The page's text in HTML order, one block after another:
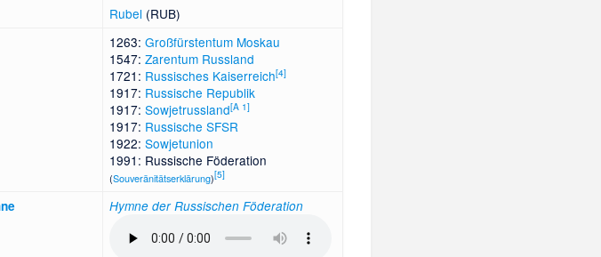
Rubel (RUB)
1263:Großfürstentum Moskau
1547:Zarentum Russland
1721: Russisches Kaiserreich[4]
1917: Russische Republik
1917:Sowjetrussland[A 1]
1917: Russische SFSR
1922:Sowjetunion
1991: Russische Föderation
(Souveränitätserklärung)[5]
Hymne der Russischen Föderation